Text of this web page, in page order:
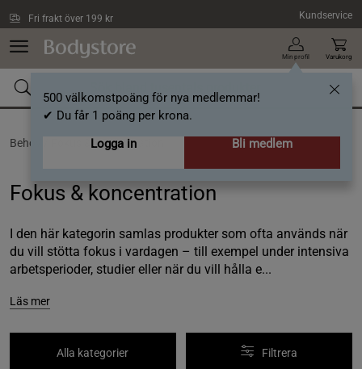
Fri frakt över 199 kr Kundservice
Min profil
500 välkomstpoäng för nya medlemmar!
✔ Du får 1 poäng per krona.
Logga in
Bli medlem
Varukorg
Behov / Fokus & koncentration
Fokus & koncentration
I den här kategorin samlas produkter som ofta används när
du vill stötta fokus i vardagen – till exempel under intensiva
arbetsperioder, studier eller när du vill hålla e...
Läs mer
Alla kategorier Filtrera